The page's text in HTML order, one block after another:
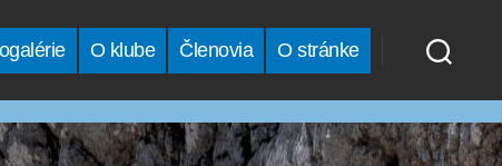
O klube Členovia O stránke